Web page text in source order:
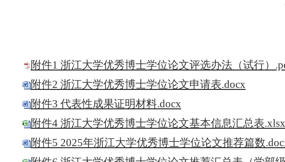
附件1 浙江大学优秀博士学位论文评选办法（试行）
附件2 浙江大学优秀博士学位论文申请表.docx
附件3 代表性成果证明材料.docx
附件4 浙江大学优秀博士学位论文基本信息汇总表.xlsx
附件5 2025年浙江大学优秀博士学位论文推荐篇数